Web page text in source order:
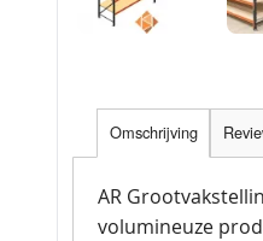
Omschrijving
AR
volumineuze